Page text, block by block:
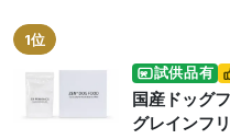
1位
試供品有
国産ドッグ
グレインフ